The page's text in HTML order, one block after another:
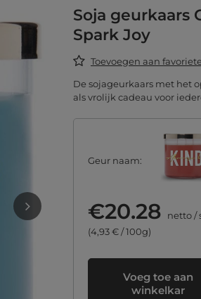
Soja geurkaars
Spark Joy
Toevoegen aan
De sojageurkaars met het
als vrolijk cadeau voor
Geur naam
€20.28 netto/
(4,93 € / 100g)
Voeg toe aan
winkelkar